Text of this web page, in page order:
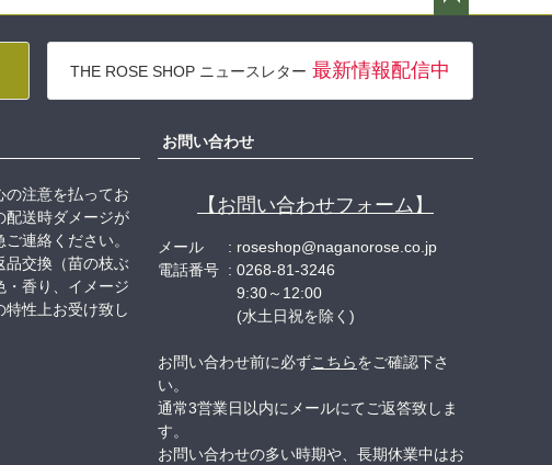
ップ
へ
THE ROSE SHOP ニュースレター 最新情報配信中
の注意を払ってお
配送時ダメージが
連絡ください。
品交換（苗の枝ぶ
・香り、イメージ
性上お受け致し
お問い合わせ
【お問い合わせフォーム】
メール
roseshop@naganorose.co.jp
電話番号
0268-81-3246
9:30～12:00
(水土日祝を除く)
お問い合わせ前に必ずこちらをご確認下さ
い。
通常3営業日以内にメールにてご返答致しま
す。
お問い合わせの多い時期や、長期休業中はお